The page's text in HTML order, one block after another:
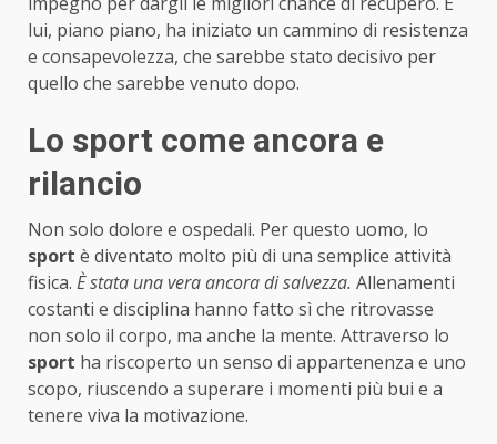
lui, piano piano, ha iniziato un cammino di resistenza
e consapevolezza, che sarebbe stato decisivo per
quello che sarebbe venuto dopo.
Lo sport come ancora e
rilancio
Non solo dolore e ospedali. Per questo uomo, lo
sport è diventato molto più di una semplice attività
fisica. È stata una vera ancora di salvezza. Allenamenti
costanti e disciplina hanno fatto sì che ritrovasse
non solo il corpo, ma anche la mente. Attraverso lo
sport ha riscoperto un senso di appartenenza e uno
scopo, riuscendo a superare i momenti più bui e a
tenere viva la motivazione.